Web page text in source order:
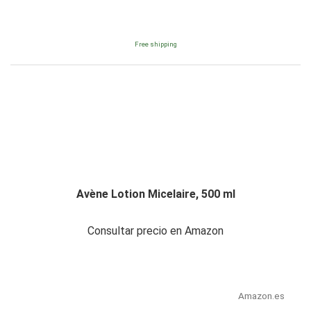
Free shipping
Avène Lotion Micelaire, 500 ml
Consultar precio en Amazon
Amazon.es